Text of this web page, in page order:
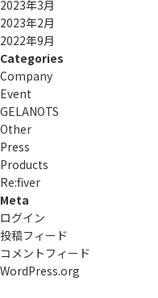
2023年3月
2023年2月
2022年9月
Categories
Company
Event
GELANOTS
Other
Press
Products
Re:ﬁver
Meta
ログイン
投稿フィード
コメントフィード
WordPress.org